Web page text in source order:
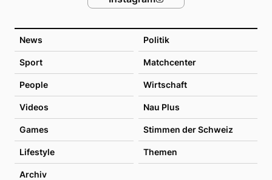
News Politik
Sport Matchcenter
People Wirtschaft
Videos Nau Plus
Games Stimmen der Schweiz
Lifestyle Themen
Archiv